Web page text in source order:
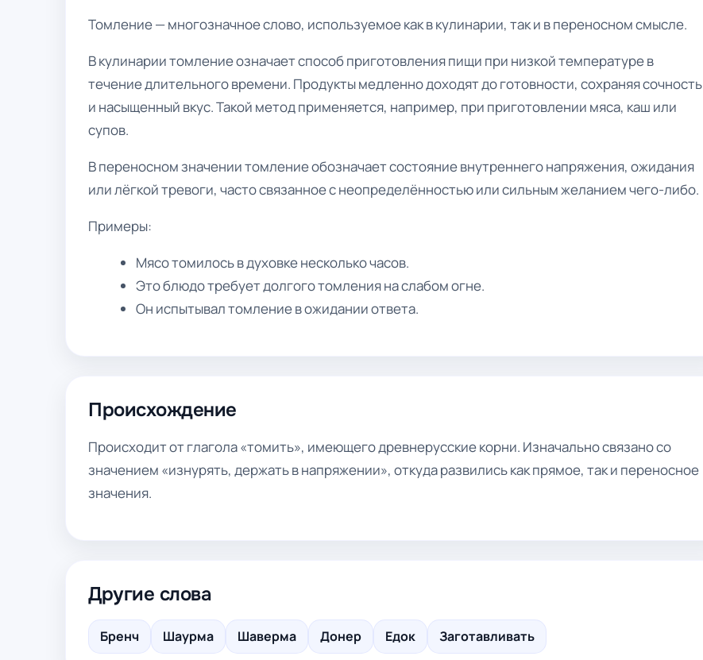
Томление — многозначное слово, используемое как в кулинарии, так и в переносном смысле.
В кулинарии томление означает способ приготовления пищи при низкой температуре в
течение длительного времени. Продукты медленно доходят до готовности, сохраняя сочность
и насыщенный вкус. Такой метод применяется, например, при приготовлении мяса, каш или
супов.
В переносном значении томление обозначает состояние внутреннего напряжения, ожидания
или лёгкой тревоги, часто связанное с неопределённостью или сильным желанием чего-либо.
Примеры:
Мясо томилось в духовке несколько часов.
Это блюдо требует долгого томления на слабом огне.
Он испытывал томление в ожидании ответа.
Происхождение
Происходит от глагола «томить», имеющего древнерусские корни. Изначально связано со
значением «изнурять, держать в напряжении», откуда развились как прямое, так и переносное
значения.
Другие слова
Бренч Шаурма Шаверма Донер Едок Заготавливать